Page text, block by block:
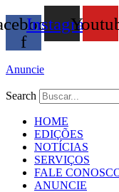
para
conteúdo
f
Instagram
Anuncie
Search
HOME
EDIÇÕES
NOTÍCIAS
SERVIÇOS
FALE
ANUNCIE